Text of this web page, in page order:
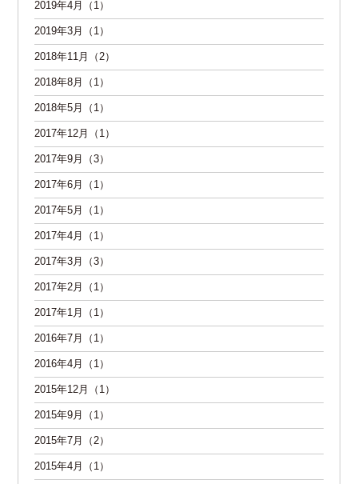
2019年4月（1）
2019年3月（1）
2018年11月（2）
2018年8月（1）
2018年5月（1）
2017年12月（1）
2017年9月（3）
2017年6月（1）
2017年5月（1）
2017年4月（1）
2017年3月（3）
2017年2月（1）
2017年1月（1）
2016年7月（1）
2016年4月（1）
2015年12月（1）
2015年9月（1）
2015年7月（2）
2015年4月（1）